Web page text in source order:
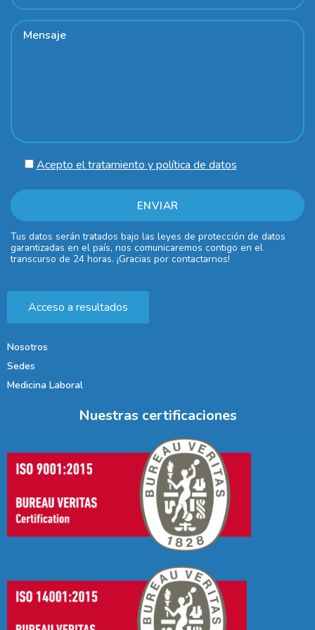
Acepto el tratamiento y política de datos
Tus datos serán tratados bajo las leyes de protección de datos
garantizadas en el país, nos comunicaremos contigo en el
transcurso de 24 horas. ¡Gracias por contactarnos!
Acceso a resultados
Nosotros
Sedes
Medicina Laboral
Nuestras certificaciones